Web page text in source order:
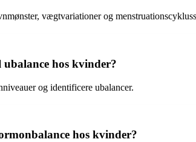
vægtvariationer og
hos kvinder?
og identificere ubalancer.
hos kvinder?